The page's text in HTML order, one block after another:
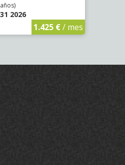
2026
1.425 €/ mes